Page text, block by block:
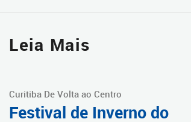
Leia Mais
Curitiba De Volta ao Centro
Festival de Inverno do